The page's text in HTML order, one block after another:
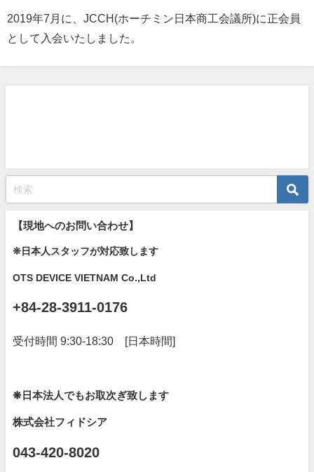
2019年7月に、JCCH(ホーチミン日本商工会議所)に正会員
として入会いたしました。
【現地へのお問い合わせ】
❊日本人スタッフが対応致します
OTS DEVICE VIETNAM Co.,Ltd
+84-28-3911-0176
受付時間 9:30-18:30 [日本時間]
❋日本法人でもお取次ぎ致します
株式会社フィドシア
043-420-8020